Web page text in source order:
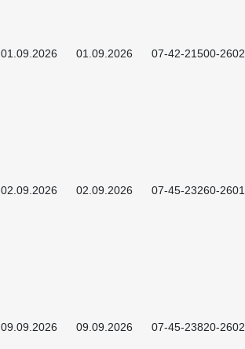
01.09.2026 01.09.2026 07-42-21500-2602
02.09.2026 02.09.2026 07-45-23260-2601
09.09.2026 09.09.2026 07-45-23820-2602